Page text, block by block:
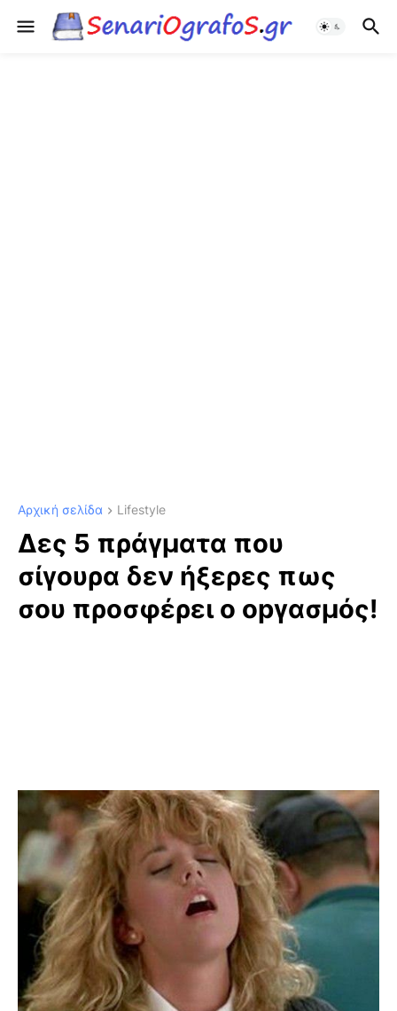
Αρχική σελίδα Lifestyle
Δες 5 πράγματα που
σίγουρα δεν ήξερες πως
σου προσφέρει ο οpγασμός!